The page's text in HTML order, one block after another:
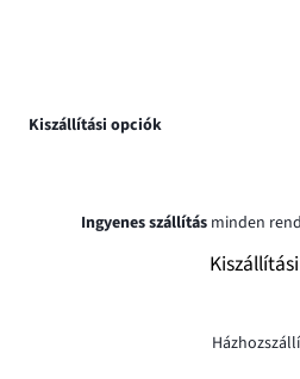
Kiszállítási opciók
Ingyenes szállítás minden